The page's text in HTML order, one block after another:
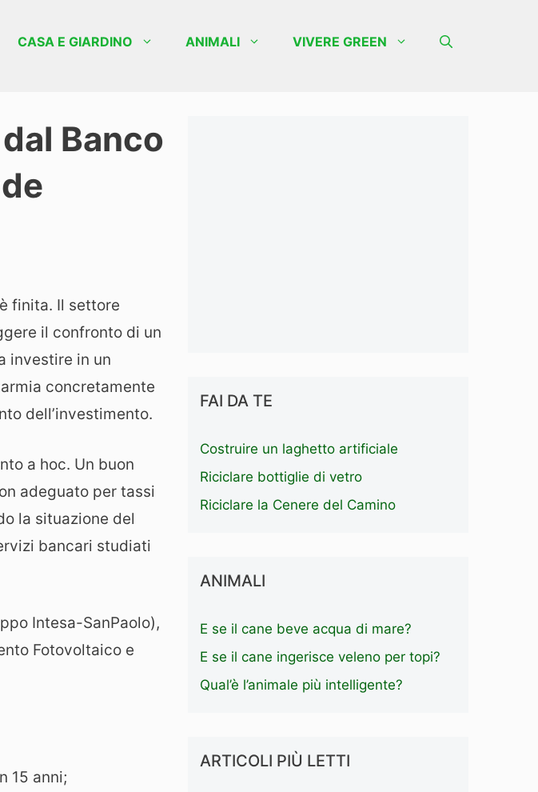
CASA E GIARDINO ANIMALI VIVERE GREEN
Banco
finita. Il settore
il confronto di un
investire in un
concretamente
dell’investimento.
a hoc. Un buon
adeguato per tassi
la situazione del
bancari studiati
Intesa-SanPaolo),
Fotovoltaico e
15 anni;
FAI DA TE
Costruire un laghetto artificiale
Riciclare bottiglie di vetro
Riciclare la Cenere del Camino
ANIMALI
E se il cane beve acqua di mare?
E se il cane ingerisce veleno per topi?
Qual’è l’animale più intelligente?
ARTICOLI PIÙ LETTI